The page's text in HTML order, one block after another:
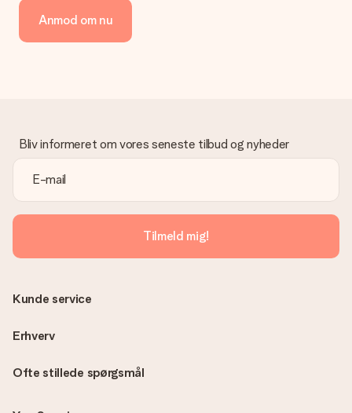
Vi tilbyder følgende betalingsmetoder: Dankort, Paypal,
kreditkort, faktura via Klarna eller bankoverførsel. I tilfælde af
manuel betaling overførsel, skal du tage højde for en ekstra 3
venligst vores kundeservice, de hjælper gerne med at finde en
passende løsning.
Er fakturaen sendt sammen med ordren?
Ingen faktura sendes med din ordre. Du modtager altid
fakturaen i bekræftelsesemailen, og du kan altid finde den i din
MySurprise-konto. Det betyder at du kan få gaven leveret
direkte til modtageren, hvilket gør det til en sand
overraskelse!
Anmod om nu
Bliv informeret om vores seneste tilbud og nyheder
Tilmeld mig!
Ofte stillede spørgsmål
Kunde service
Erhverv